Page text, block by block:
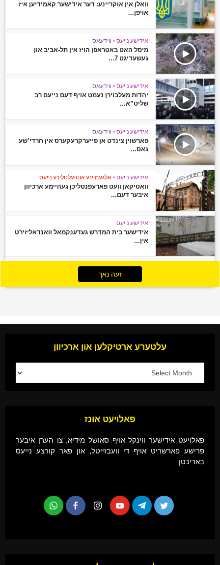
וואלן אין אוקריינע: דער אידישער קאמידיען איז
אויפן...
אידישע נייעס • ווידעאס
מיסל האט באטראפן הויז אין תל-אביב און
געשעדיגט 7...
אידישע נייעס • ווידעאס
יהדות מעלבוירן נעמט אויף דעם נייעם רב
שליט”א...
אידישע נייעס • ווידעאס
פארשוין צינדט אן פייערקרעקערס אין חרדי’שע
גאס...
אידישע נייעס • אלגעמיינע און וועלטליכע נייעס
וואטיקאן וועט פארעפנטליכן געהיימע ארכיוון
איבער דעם...
אידישע נייעס
אידישער בית המדרש געדענקמאל וואנדאליזירט
אין...
זעה נאך
עלטערע ארטיקלען און ארכיוון
פאלויעט אונז
פאלויעט אידישער ווינקל אויף סאושל מידיא, צו הערן איבער
פרישע פארשריט אויף די וועבזייטל, און פאר קורצע נייעס
באריכטן